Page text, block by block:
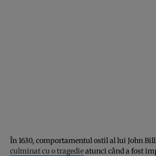
În 1630, comportamentul ostil al lui John
culminat cu o tragedieatunci când a fost